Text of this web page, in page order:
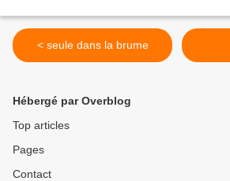
< seule dans la brume
Hébergé par Overblog
Top articles
Pages
Contact